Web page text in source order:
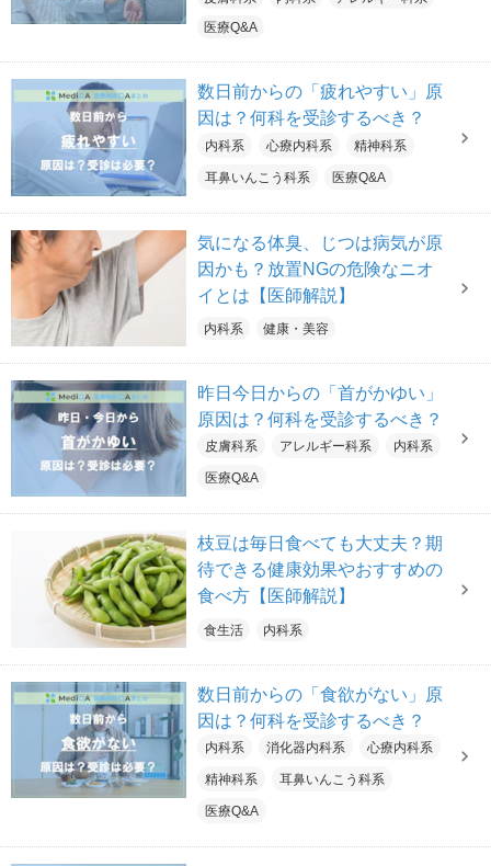
医療Q&A
数日前からの「疲れやすい」原
因は？何科を受診するべき？
内科系 心療内科系 精神科系
耳鼻いんこう科系 医療Q&A
気になる体臭、じつは病気が原
因かも？放置NGの危険なニオ
イとは【医師解説】
内科系 健康・美容
昨日今日からの「首がかゆい」
原因は？何科を受診するべき？
皮膚科系 アレルギー科系 内科系
医療Q&A
枝豆は毎日食べても大丈夫？期
待できる健康効果やおすすめの
食べ方【医師解説】
食生活 内科系
数日前からの「食欲がない」原
因は？何科を受診するべき？
内科系 消化器内科系 心療内科系
精神科系 耳鼻いんこう科系
医療Q&A